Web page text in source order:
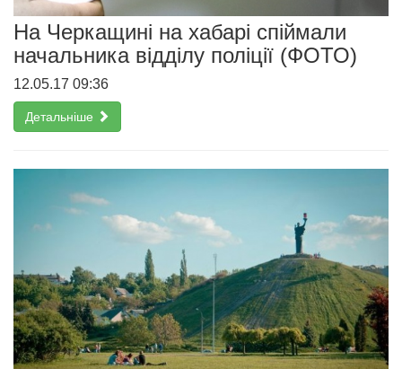
На Черкащині на хабарі спіймали
начальника відділу поліції (ФОТО)
12.05.17 09:36
Детальніше